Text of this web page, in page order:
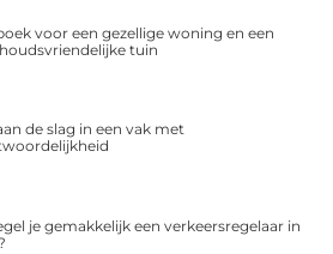
voor een gezellige woning en een
tuin
de slag in een vak met
je gemakkelijk een verkeersregelaar in